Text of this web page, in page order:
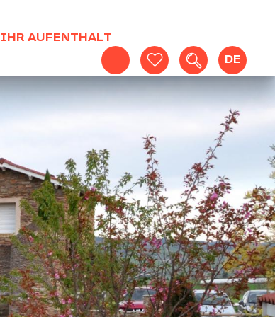
Voir les favoris
Suche
DE
IHR AUFENTHALT